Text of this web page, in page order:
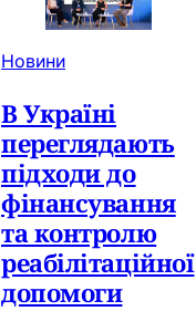
Новини
В Україні
переглядають
підходи до
фінансування
та контролю
реабілітаційної
допомоги